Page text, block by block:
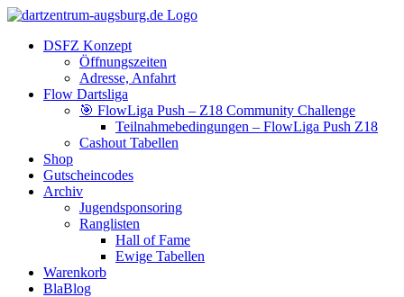
Zum
springen
Facebook
Instagram
YouTube
DSFZ Konzept
Öffnungszeiten
Adresse, Anfahrt
Flow Dartsliga
🎯 FlowLiga Push – Z18 Community Challenge
Teilnahmebedingungen – FlowLiga Push Z18
Cashout Tabellen
Shop
Gutscheincodes
Archiv
Jugendsponsoring
Ranglisten
Hall of Fame
Ewige Tabellen
Warenkorb
BlaBlog